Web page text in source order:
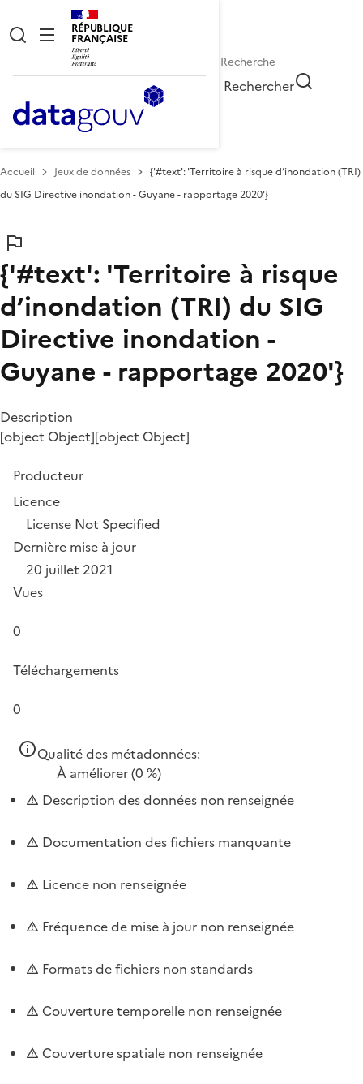
RÉPUBLIQUE
FRANÇAISE
Rechercher
Accueil Jeux de données
{'#text': 'Territoire à risque d’inondation (TRI)
du SIG Directive inondation - Guyane - rapportage 2020'}
{'#text': 'Territoire à risque
d’inondation (TRI) du SIG
Directive inondation -
Guyane - rapportage 2020'}
Description
[object Object][object Object]
Producteur
Licence
License Not Specified
Dernière mise à jour
20 juillet 2021
Vues
0
Téléchargements
0
Qualité des métadonnées:
À améliorer(0 %)
Description des données non renseignée
Documentation des fichiers manquante
Licence non renseignée
Fréquence de mise à jour non renseignée
Formats de fichiers non standards
Couverture temporelle non renseignée
Couverture spatiale non renseignée